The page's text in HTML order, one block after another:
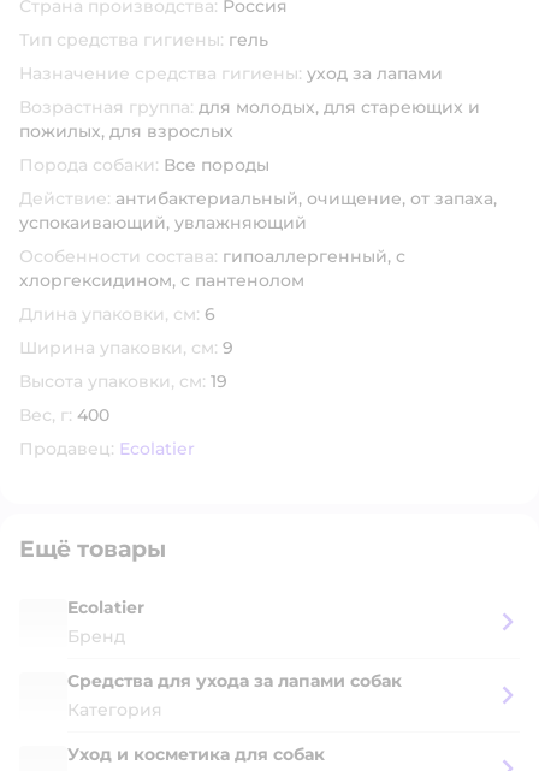
Страна производства: Россия
Тип средства гигиены: гель
Назначение средства гигиены: уход за лапами
Возрастная группа: для молодых, для стареющих и
пожилых, для взрослых
Порода собаки: Все породы
Действие: антибактериальный, очищение, от запаха,
успокаивающий, увлажняющий
Особенности состава: гипоаллергенный, с
хлоргексидином, с пантенолом
Длина упаковки, см: 6
Ширина упаковки, см: 9
Высота упаковки, см: 19
Вес, г: 400
Продавец: Ecolatier
Ещё товары
Ecolatier
Бренд
Средства для ухода за лапами собак
Категория
Уход и косметика для собак